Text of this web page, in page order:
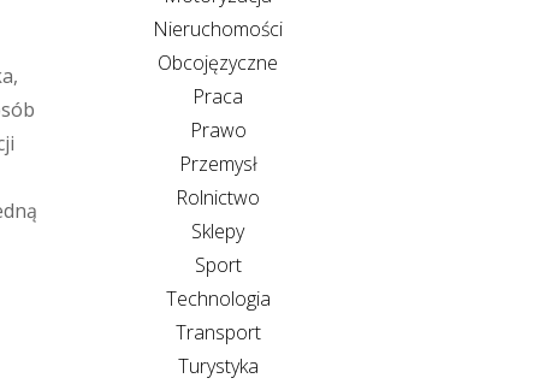
Nieruchomości
Obcojęzyczne
Praca
Prawo
Przemysł
Rolnictwo
Sklepy
Sport
Technologia
Transport
Turystyka